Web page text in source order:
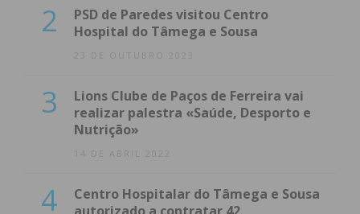
2
PSD de Paredes visitou Centro
Hospital do Tâmega e Sousa
23 DE OUTUBRO 2023
3
Lions Clube de Paços de Ferreira vai
realizar palestra «Saúde, Desporto e
Nutrição»
14 DE ABRIL 2022
4
Centro Hospitalar do Tâmega e Sousa